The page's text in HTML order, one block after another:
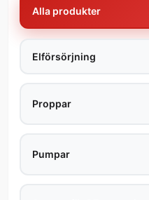
Alla produkter
Elförsörjning
Proppar
Pumpar